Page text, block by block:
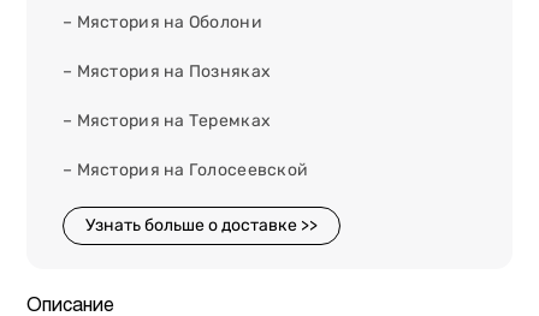
– Мястория на Оболони
– Мястория на Позняках
– Мястория на Теремках
– Мястория на Голосеевской
Узнать больше о доставке >>
Описание